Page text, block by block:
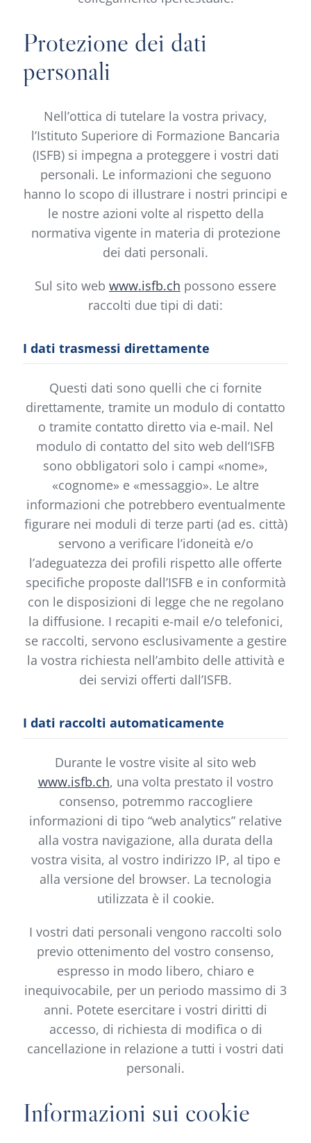
Protezione dei dati
personali
Nell’ottica di tutelare la vostra privacy,
l’Istituto Superiore di Formazione Bancaria
(ISFB) si impegna a proteggere i vostri dati
personali. Le informazioni che seguono
hanno lo scopo di illustrare i nostri principi e
le nostre azioni volte al rispetto della
normativa vigente in materia di protezione
dei dati personali.
Sul sito web www.isfb.ch possono essere
raccolti due tipi di dati:
I dati trasmessi direttamente
Questi dati sono quelli che ci fornite
direttamente, tramite un modulo di contatto
o tramite contatto diretto via e-mail. Nel
modulo di contatto del sito web dell’ISFB
sono obbligatori solo i campi «nome»,
«cognome» e «messaggio». Le altre
informazioni che potrebbero eventualmente
figurare nei moduli di terze parti (ad es. città)
servono a verificare l’idoneità e/o
l’adeguatezza dei profili rispetto alle offerte
specifiche proposte dall’ISFB e in conformità
con le disposizioni di legge che ne regolano
la diffusione. I recapiti e-mail e/o telefonici,
se raccolti, servono esclusivamente a gestire
la vostra richiesta nell’ambito delle attività e
dei servizi offerti dall’ISFB.
I dati raccolti automaticamente
Durante le vostre visite al sito web
www.isfb.ch, una volta prestato il vostro
consenso, potremmo raccogliere
informazioni di tipo “web analytics” relative
alla vostra navigazione, alla durata della
vostra visita, al vostro indirizzo IP, al tipo e
alla versione del browser. La tecnologia
utilizzata è il cookie.
I vostri dati personali vengono raccolti solo
previo ottenimento del vostro consenso,
espresso in modo libero, chiaro e
inequivocabile, per un periodo massimo di 3
anni. Potete esercitare i vostri diritti di
accesso, di richiesta di modifica o di
cancellazione in relazione a tutti i vostri dati
personali.
Informazioni sui cookie